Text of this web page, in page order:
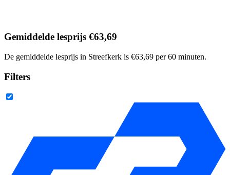
Gemiddelde lesprijs €63,69
De gemiddelde lesprijs in Streefkerk is €63,69 per 60 minuten.
Filters